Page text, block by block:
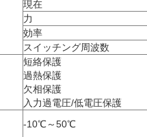
現在
力
効率
スイッチング周波数
短絡保護
過熱保護
欠相保護
入力過電圧/低電圧保護
-10℃～50℃